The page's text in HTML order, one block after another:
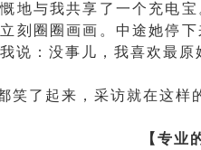
地与我共享了一个充电
刻圈圈画画。中途她停
说：没事儿，我喜欢最原
笑了起来，采访就在这样
【专业